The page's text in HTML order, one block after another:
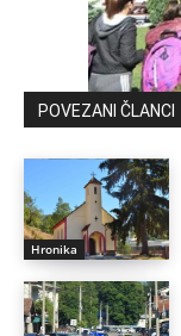
POVEZANI ČLANCI
Hronika